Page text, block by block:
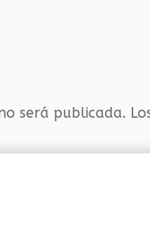
será publicada.